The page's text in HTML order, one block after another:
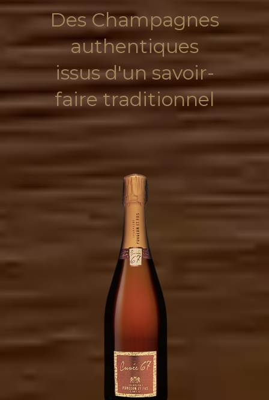
Des Champagnes
authentiques
issus d'un savoir-
faire traditionnel